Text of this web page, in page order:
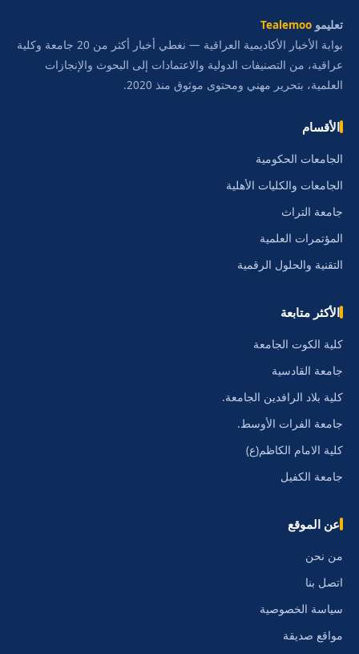
تعليمو Tealemoo
بوابة الأخبار الأكاديمية العراقية — نغطي أخبار أكثر من 20 جامعة وكلية
عراقية، من التصنيفات الدولية والاعتمادات إلى البحوث والإنجازات
العلمية، بتحرير مهني ومحتوى موثوق منذ 2020.
الأقسام
الجامعات الحكومية
الجامعات والكليات الأهلية
جامعة التراث
المؤتمرات العلمية
التقنية والحلول الرقمية
الأكثر متابعة
كلية الكوت الجامعة
جامعة القادسية
كلية بلاد الرافدين الجامعة.
جامعة الفرات الأوسط.
كلية الامام الكاظم(ع)
جامعة الكفيل
عن الموقع
من نحن
اتصل بنا
سياسة الخصوصية
مواقع صديقة